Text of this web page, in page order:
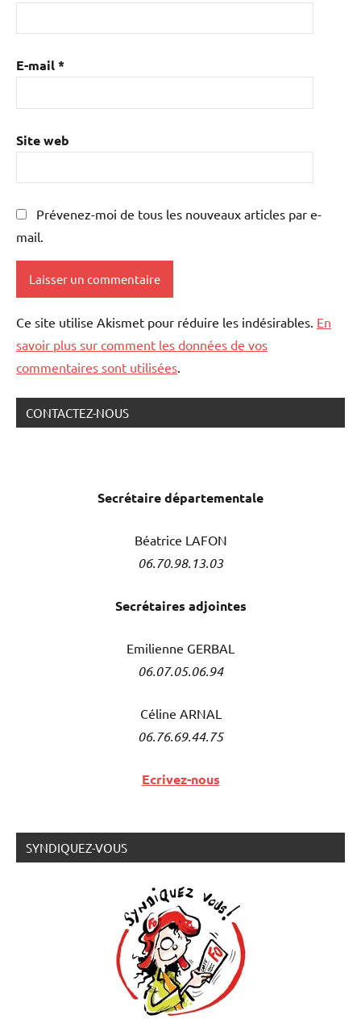
E-mail*
Site web
Prévenez-moi de tous les nouveaux articles par e-
mail.
Ce site utilise Akismet pour réduire les indésirables. En
savoir plus sur comment les données de vos
commentaires sont utilisées
CONTACTEZ-NOUS
Secrétairedépartementale
Béatrice LAFON
06.70.98.13.03
Secrétaires adjointes
Emilienne GERBAL
06.07.05.06.94
Céline ARNAL
06.76.69.44.75
Ecrivez-nous
SYNDIQUEZ-VOUS